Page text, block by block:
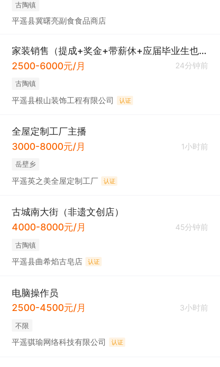
古陶镇
平遥县冀曙亮副食食品商店
家装销售（提成+奖金+带薪休+应届毕业生也可）
2500-6000元/月
24分钟前
古陶镇
平遥县根山装饰工程有限公司 认证
全屋定制工厂主播
3000-8000元/月
1小时前
岳壁乡
平遥英之美全屋定制工厂 认证
古城南大街（非遗文创店）
4000-8000元/月
45分钟前
古陶镇
平遥县曲希焰古皂店 认证
电脑操作员
2500-4500元/月
3小时前
不限
平遥骐瑜网络科技有限公司 认证